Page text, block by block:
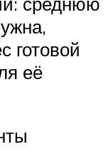
готовой
её